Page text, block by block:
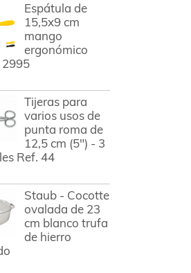
Espátula de
15,5x9 cm
mango
ergonómico
2995
Tijeras para
varios usos de
punta roma de
12,5 cm (5") - 3
Ref. 44
Staub - Cocotte
ovalada de 23
cm blanco trufa
de hierro